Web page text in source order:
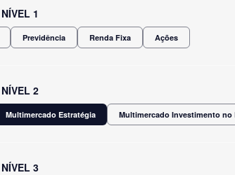
1
Previdência Renda Fixa Ações
2
Multimercado Estratégia Multimercado Investimento no
3